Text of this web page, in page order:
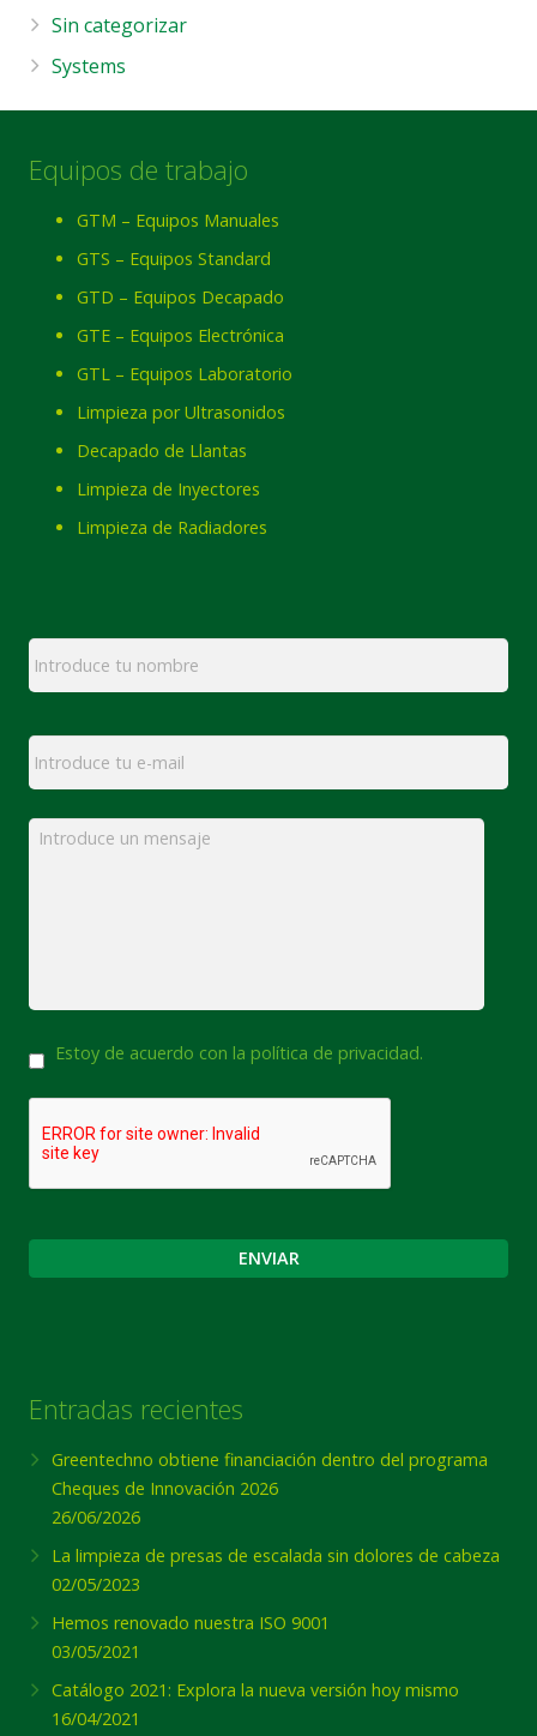
Sin categorizar
Systems
Equipos de trabajo
GTM – Equipos Manuales
GTS – Equipos Standard
GTD – Equipos Decapado
GTE – Equipos Electrónica
GTL – Equipos Laboratorio
Limpieza por Ultrasonidos
Decapado de Llantas
Limpieza de Inyectores
Limpieza de Radiadores
Nombre *
Email *
Mensaje
Consentimiento
Estoy de acuerdo con la política de privacidad.
CAPTCHA
Entradas recientes
Greentechno obtiene financiación dentro del programa
Cheques de Innovación 2026
26/06/2026
La limpieza de presas de escalada sin dolores de cabeza
02/05/2023
Hemos renovado nuestra ISO 9001
03/05/2021
Catálogo 2021: Explora la nueva versión hoy mismo
16/04/2021